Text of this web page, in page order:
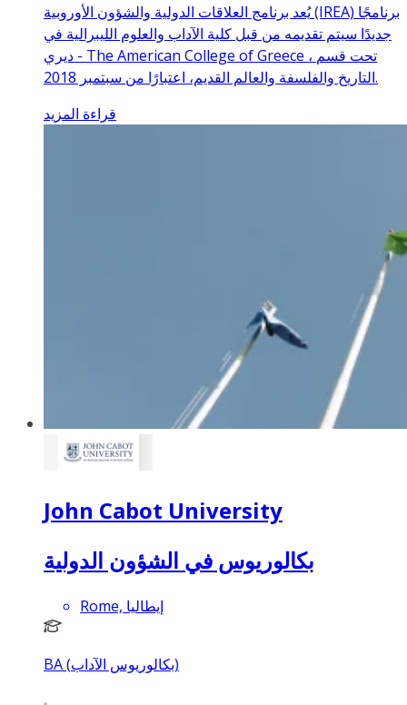
يُعد برنامج العلاقات الدولية والشؤون الأوروبية (IREA) برنامجًا
جديدًا سيتم تقديمه من قبل كلية الآداب والعلوم الليبرالية في
ديري - The American College of Greece ، تحت قسم
التاريخ والفلسفة والعالم القديم، اعتبارًا من سبتمبر 2018.
قراءة المزيد
John Cabot University
بكالوريوس في الشؤون الدولية
Rome, إيطاليا
BA (بكالوريوس الآداب)